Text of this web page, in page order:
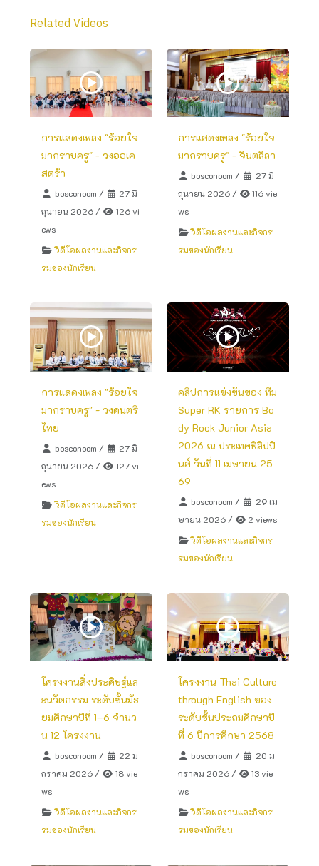
Related Videos
การแสดงเพลง "ร้อยใจ
มากราบครู" - วงออเค
สตร้า
bosconoom /
27 มิ
ถุนายน 2026 /
126 vi
ews
วิดีโอผลงานและกิจกร
รมของนักเรียน
การแสดงเพลง "ร้อยใจ
มากราบครู" - จินตลีลา
bosconoom /
27 มิ
ถุนายน 2026/
116 vie
ws
วิดีโอผลงานและกิจกร
รมของนักเรียน
การแสดงเพลง "ร้อยใจ
มากราบครู" - วงดนตรี
ไทย
bosconoom /
27 มิ
ถุนายน 2026 /
127 vi
ews
วิดีโอผลงานและกิจกร
รมของนักเรียน
คลิปการแข่งขันของ ทีม
Super RK รายการ Bo
dy Rock Junior Asia
2026 ณ ประเทศฟิลิปปิ
นส์ วันที่ 11 เมษายน 25
69
bosconoom /
29 เม
ษายน 2026/
2 views
วิดีโอผลงานและกิจกร
รมของนักเรียน
โครงงานสิ่งประดิษฐ์แล
ะนวัตกรรม ระดับชั้นมัธ
ยมศึกษาปีที่ 1–6 จำนว
น 12 โครงงาน
bosconoom /
22 ม
กราคม 2026/
18 vie
ws
วิดีโอผลงานและกิจกร
รมของนักเรียน
โครงงาน Thai Culture
through English ของ
ระดับชั้นประถมศึกษาปี
ที่ 6 ปีการศึกษา 2568
bosconoom /
20 ม
กราคม 2026/
13 vie
ws
วิดีโอผลงานและกิจกร
รมของนักเรียน